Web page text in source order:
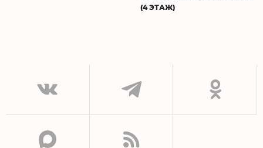
(4 ЭТАЖ)